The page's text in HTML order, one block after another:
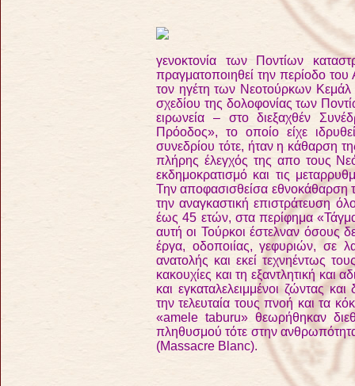
γενοκτονία των Ποντίων
πραγματοποιηθεί την περίοδο
τον ηγέτη των Νεοτούρκων
σχεδίου της δολοφονίας των
ειρωνεία – στο διεξαχθέν
Πρόοδος», το οποίο είχε
συνεδρίου τότε, ήταν η κάθαρση
πλήρης έλεγχός της απο τους
εκδημοκρατισμό και τις
Την αποφασισθείσα εθνοκάθαρση
την αναγκαστική επιστράτευση
έως 45 ετών, στα περίφημα
αυτή οι Τούρκοι έστελναν όσους
έργα, οδοποιίας, γεφυριών, σε
ανατολής και εκεί τεχνηέντως
κακουχίες και τη εξαντλητική και
και εγκαταλελειμμένοι ζώντας
την τελευταία τους πνοή και τα
«amele taburu» θεωρήθηκαν
πληθυσμού τότε στην
(Massacre Blanc).